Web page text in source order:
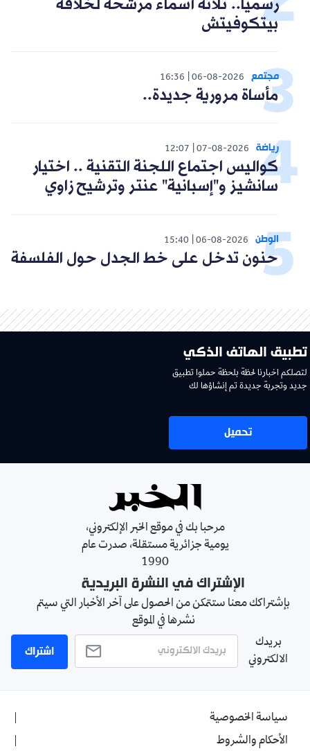
رسميا.. ثلاثة أسماء مرشحة لخلافة
بيتكوفيتش
مجتمع 06-08-2026
16:36
مأساة مرورية جديدة..
رياضة 07-08-2026
12:07
كواليس اجتماع اللجنة التقنية .. اختيار
سانشيز و"إسبانية" عنتر وترشيح زاوي
الوطن 06-08-2026
15:40
حنون تدخل على خط الجدل حول الفلسفة
تطبيق الهاتف الذكي
لتصلكم اخبارنا لحظة بلحظة حملوا تطبيق
جديد وتجربة جديدة تم إنشاؤها لك
تحميل
مرحبا بك في موقع الخبر الإلكتروني،
يومية جزائرية مستقلة، صدرت عام
1990
الإشتراك في النشرة البريدية
بإشتراكك معنا ستتمكن من الحصول على آخر الأخبار التي سيتم
نشرها في الموقع
بريدك
الالكتروني
اشتراك
سياسة الخصوصية
الأحكام والشروط